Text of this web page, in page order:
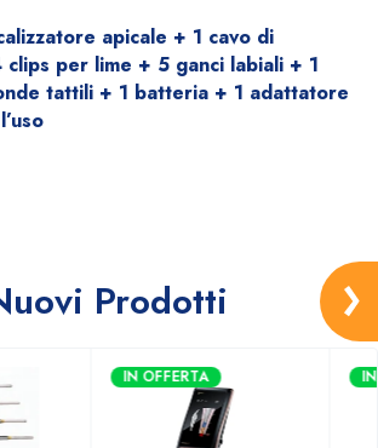
apicale + 1 cavo di
clips per lime + 5 ganci labiali + 1
tattili + 1 batteria + 1 adattatore
Prodotti
IN OFFERTA